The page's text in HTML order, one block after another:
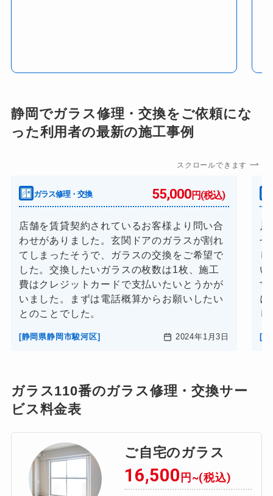
静岡でガラス修理・交換をご依頼にな
った利用者の最新の施工事例
スクロールできます
ガラス修理・交換 55,000円(税込)
店舗を賃貸契約されているお客様より問い合
わせがありました。玄関ドアのガラスが割れ
てしまったそうで、ガラスの交換をご希望で
した。交換したいガラスの枚数は1枚、施工
費はクレジットカードで支払いたいとうかが
いました。まずは電話概算からお願いしたい
とのことでした。
[静岡県静岡市駿河区] 2024年1月3日
せ
い
寸
に
し
[静
ガラス110番のガラス修理・交換サー
ビス料金表
ご自宅のガラス
16,500 円~(税込)